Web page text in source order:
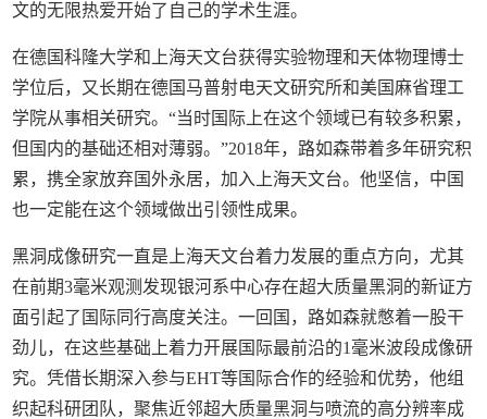
文的无限热爱开始了自己的学术生涯。
在德国科隆大学和上海天文台获得实验物理和天体物理博士
学位后，又长期在德国马普射电天文研究所和美国麻省理工
学院从事相关研究。“当时国际上在这个领域已有较多积累，
但国内的基础还相对薄弱。”2018年，路如森带着多年研究积
累，携全家放弃国外永居，加入上海天文台。他坚信，中国
也一定能在这个领域做出引领性成果。
黑洞成像研究一直是上海天文台着力发展的重点方向，尤其
在前期3毫米观测发现银河系中心存在超大质量黑洞的新证方
面引起了国际同行高度关注。一回国，路如森就憋着一股干
劲儿，在这些基础上着力开展国际最前沿的1毫米波段成像研
究。凭借长期深入参与EHT等国际合作的经验和优势，他组
织起科研团队，聚焦近邻超大质量黑洞与喷流的高分辨率成